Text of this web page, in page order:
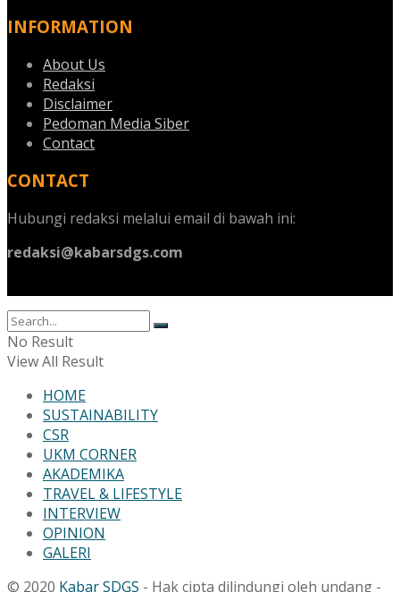
INFORMATION
About Us
Redaksi
Disclaimer
Pedoman Media Siber
Contact
CONTACT
Hubungi redaksi melalui email di bawah ini:
redaksi@kabarsdgs.com
No Result
View All Result
HOME
SUSTAINABILITY
CSR
UKM CORNER
AKADEMIKA
TRAVEL & LIFESTYLE
INTERVIEW
OPINION
GALERI
© 2020 Kabar SDGS - Hak cipta dilindungi oleh undang -